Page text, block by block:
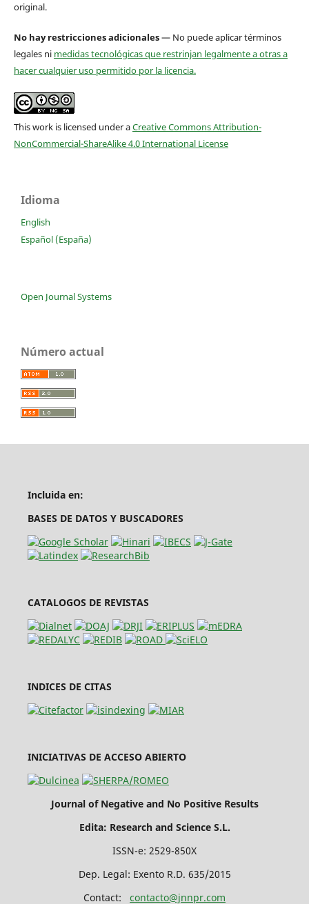
original.
No hay restricciones adicionales— No puede aplicar términos
legales ni medidas tecnológicas que restrinjan legalmente a otras a
hacer cualquier uso permitido por la licencia.
This work is licensed under aCreative Commons Attribution-
NonCommercial-ShareAlike 4.0 International License
Idioma
English
Español (España)
Open Journal Systems
Número actual
Incluida en:
BASES DE DATOS Y BUSCADORES
CATALOGOS DE REVISTAS
INDICES DE CITAS
INICIATIVAS DE ACCESO ABIERTO
Journal of Negative and No Positive Results
Edita: Research and Science S.L.
ISSN-e: 2529-850X
Dep. Legal: Exento R.D. 635/2015
Contact: contacto@jnnpr.com